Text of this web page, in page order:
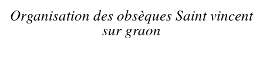
Organisation des obsèques Saint vincent
sur graon